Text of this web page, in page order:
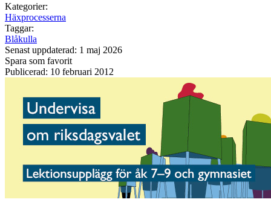
Kategorier:
Häxprocesserna
Taggar:
Blåkulla
Senast uppdaterad: 1 maj 2026
Spara som favorit
Publicerad: 10 februari 2012